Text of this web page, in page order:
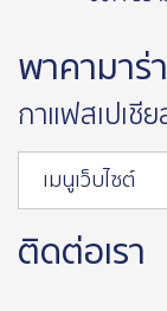
พาคามาร่
กาแฟสเปเชี
เมนูเว็บไซต์
ติดต่อเรา